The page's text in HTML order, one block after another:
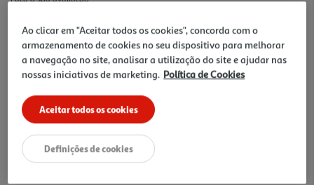
Pano de Microfibras Auchan Para Quadro. Material:
Poliéster. Cor: Azul. Tamanho do Produto: 19x19cm.
Tamanho da Embalagem: H16 x W1.4 x L14cm.
Uso: Para uso em escritórios ou em quadros.
ver
1.39 €/un
1,39 €
Ao clicar em "Aceitar todos os cookies", concorda com o
armazenamento de cookies no seu dispositivo para melhorar
a navegação no site, analisar a utilização do site e ajudar nas
nossas iniciativas de marketing. Política de Cookies
Aceitar todos os cookies
Definições de cookies